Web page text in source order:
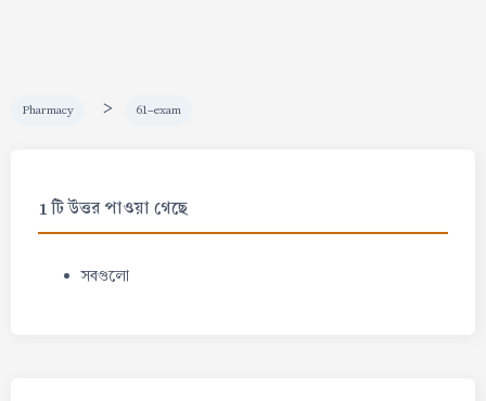
Pharmacy > 61-exam
1 টি উত্তর পাওয়া গেছে
সবগুলো